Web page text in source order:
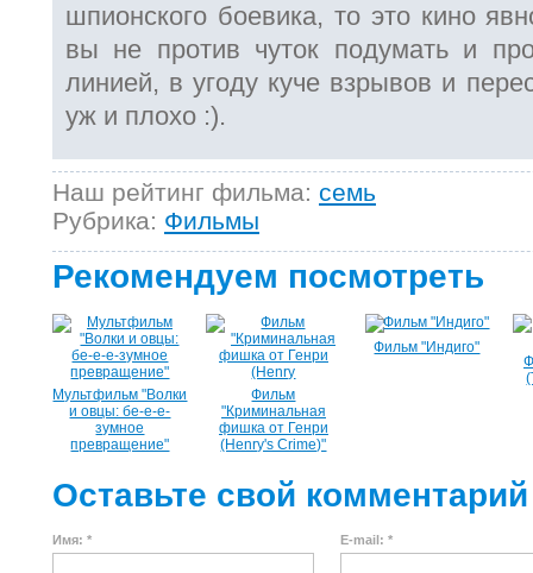
шпионского боевика, то это кино
вы не против чуток подумать и
линией, в угоду куче взрывов и
уж и плохо :).
Наш рейтинг фильма: семь
Рубрика: Фильмы
Рекомендуем посмотреть
Мультфильм "Волки
и овцы: бе-е-е-
зумное
превращение"
Фильм
"Криминальная
фишка от Генри
(Henry's Crime)"
Фильм "Индиго"
Оставьте свой комментарий
Имя: * E-mail: *